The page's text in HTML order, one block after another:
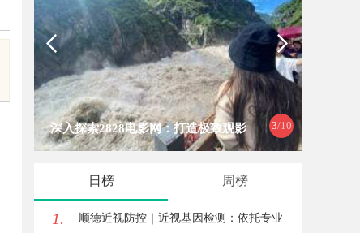
3/10
深入探索2828电影网：打造极致观影
日榜 周榜
1. 顺德近视防控｜近视基因检测：依托专业